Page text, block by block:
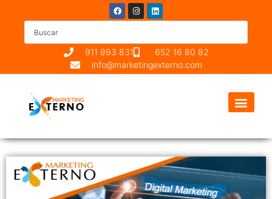
911 993 831
652 16 80 82
info@marketingexterno.com